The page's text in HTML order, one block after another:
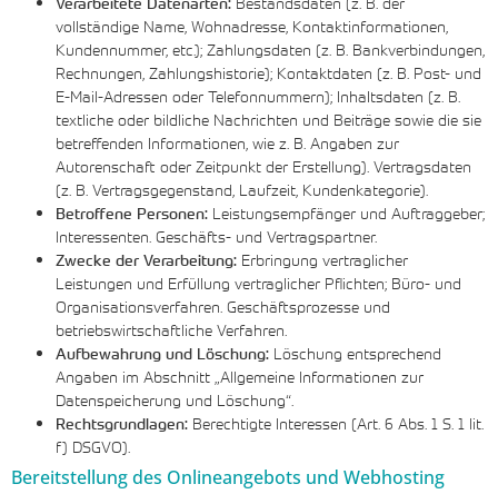
vollständige Name, Wohnadresse, Kontaktinformationen,
Kundennummer, etc.); Zahlungsdaten (z. B. Bankverbindungen,
Rechnungen, Zahlungshistorie); Kontaktdaten (z. B. Post- und
E-Mail-Adressen oder Telefonnummern); Inhaltsdaten (z. B.
textliche oder bildliche Nachrichten und Beiträge sowie die sie
betreffenden Informationen, wie z. B. Angaben zur
Autorenschaft oder Zeitpunkt der Erstellung). Vertragsdaten
(z. B. Vertragsgegenstand, Laufzeit, Kundenkategorie).
Betroffene Personen: Leistungsempfänger und Auftraggeber;
Interessenten. Geschäfts- und Vertragspartner.
Zwecke der Verarbeitung: Erbringung vertraglicher
Leistungen und Erfüllung vertraglicher Pflichten; Büro- und
Organisationsverfahren. Geschäftsprozesse und
betriebswirtschaftliche Verfahren.
Aufbewahrung und Löschung: Löschung entsprechend
Angaben im Abschnitt „Allgemeine Informationen zur
Datenspeicherung und Löschung“.
Rechtsgrundlagen: Berechtigte Interessen (Art. 6 Abs. 1 S. 1 lit.
f) DSGVO).
Bereitstellung des Onlineangebots und Webhosting